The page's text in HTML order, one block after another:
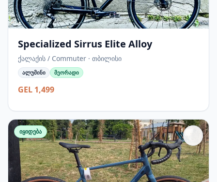
Specialized Sirrus Elite Alloy
ქალაქის / Commuter · თბილისი
ალუმინი მეორადი
GEL 1,499
იყიდება